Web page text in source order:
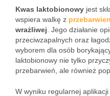
Kwas laktobionowy jest
wspiera walkę z
wrażliwej . Jego działanie
przeciwzapalnych oraz
wyborem dla osób
laktobionowy nie tylko
przebarwień, ale również
W wyniku regularnej